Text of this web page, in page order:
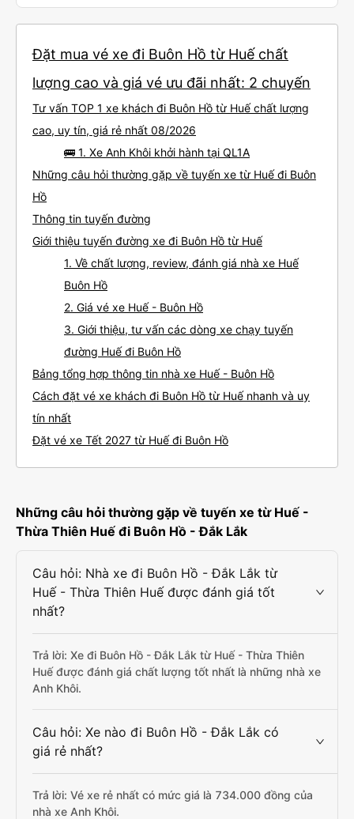
Đặt mua vé xe đi Buôn Hồ từ Huế chất
lượng cao và giá vé ưu đãi nhất: 2 chuyến
Tư vấn TOP 1 xe khách đi Buôn Hồ từ Huế chất lượng
cao, uy tín, giá rẻ nhất 08/2026
🚌 1. Xe Anh Khôi khởi hành tại QL1A
Những câu hỏi thường gặp về tuyến xe từ Huế đi Buôn
Hồ
Thông tin tuyến đường
Giới thiệu tuyến đường xe đi Buôn Hồ từ Huế
1. Về chất lượng, review, đánh giá nhà xe Huế
Buôn Hồ
2. Giá vé xe Huế - Buôn Hồ
3. Giới thiệu, tư vấn các dòng xe chạy tuyến
đường Huế đi Buôn Hồ
Bảng tổng hợp thông tin nhà xe Huế - Buôn Hồ
Cách đặt vé xe khách đi Buôn Hồ từ Huế nhanh và uy
tín nhất
Đặt vé xe Tết 2027 từ Huế đi Buôn Hồ
Những câu hỏi thường gặp về tuyến xe từ Huế -
Thừa Thiên Huế đi Buôn Hồ - Đắk Lắk
Câu hỏi: Nhà xe đi Buôn Hồ - Đắk Lắk từ
Huế - Thừa Thiên Huế được đánh giá tốt
nhất?
Trả lời: Xe đi Buôn Hồ - Đắk Lắk từ Huế - Thừa Thiên
Huế được đánh giá chất lượng tốt nhất là những nhà xe
Anh Khôi.
Câu hỏi: Xe nào đi Buôn Hồ - Đắk Lắk có
giá rẻ nhất?
Trả lời: Vé xe rẻ nhất có mức giá là 734.000 đồng của
nhà xe Anh Khôi.